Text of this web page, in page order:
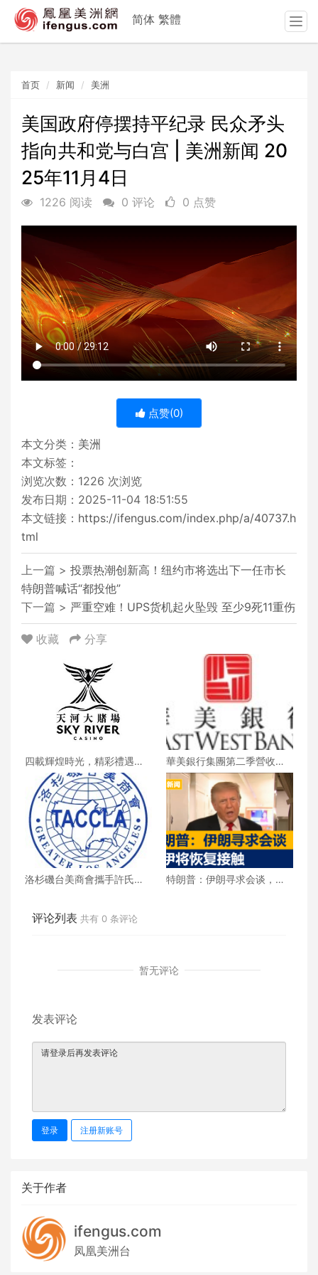
首页 新闻 美洲
美国政府停摆持平纪录 民众矛头
指向共和党与白宫 | 美洲新闻 20
25年11月4日
1226 阅读 0 评论 0 点赞
点赞(0)
本文分类： 美洲
本文标签：
浏览次数： 1226 次浏览
发布日期：2025-11-04 18:51:55
本文链接： https://ifengus.com/index.php/a/40737.h
tml
上一篇 > 投票热潮创新高！纽约市将选出下一任市长
特朗普喊话“都投他”
下一篇 > 严重空难！UPS货机起火坠毁 至少9死11重伤
收藏 分享
四載輝煌時光，精彩禮遇歡
慶一整月
華美銀行集團第二季營收創
新高 每股收益年增18%
洛杉磯台美商會攜手許氏參
特朗普：伊朗寻求会谈，美
评论列表 共有 0 条评论
暂无评论
发表评论
登录 注册新账号
关于作者
ifengus.com
凤凰美洲台
简体 繁體
T
o
i
o